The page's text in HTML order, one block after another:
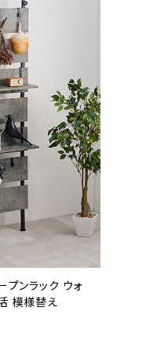
プンラック ウォ
模様替え